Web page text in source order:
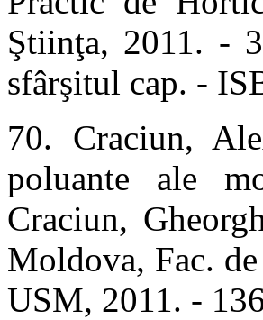
Ştiinţa, 2011. -
sfârşitul cap. -
70. Craciun,
poluante ale
Craciun,
Moldova, Fac.
USM, 2011. -